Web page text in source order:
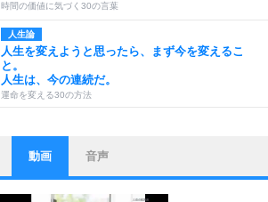
時間の価値に気づく30の言葉
人生論
人生を変えようと思ったら、まず今を変えるこ
と。
人生は、今の連続だ。
運命を変える30の方法
ストレス対策
他人と比べない。
いっそのこと、他人を見ない。
動画 音声